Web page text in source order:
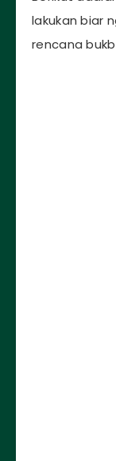
lakukan biar
rencana